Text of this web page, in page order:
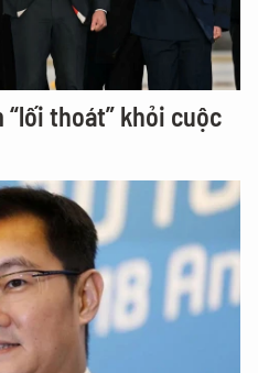
“lối thoát” khỏi cuộc